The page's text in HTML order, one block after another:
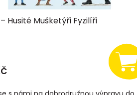
Husité Mušketýři Fyzilíři